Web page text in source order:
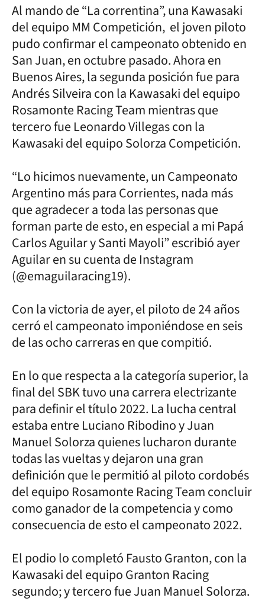
Al mando de “La correntina”, una Kawasaki
del equipo MM Competición, el joven piloto
pudo confirmar el campeonato obtenido en
San Juan, en octubre pasado. Ahora en
Buenos Aires, la segunda posición fue para
Andrés Silveira con la Kawasaki del equipo
Rosamonte Racing Team mientras que
tercero fue Leonardo Villegas con la
Kawasaki del equipo Solorza Competición.
“Lo hicimos nuevamente, un Campeonato
Argentino más para Corrientes, nada más
que agradecer a toda las personas que
forman parte de esto, en especial a mi Papá
Carlos Aguilar y Santi Mayoli” escribió ayer
Aguilar en su cuenta de Instagram
(@emaguilaracing19).
Con la victoria de ayer, el piloto de 24 años
cerró el campeonato imponiéndose en seis
de las ocho carreras en que compitió.
En lo que respecta a la categoría superior, la
final del SBK tuvo una carrera electrizante
para definir el título 2022. La lucha central
estaba entre Luciano Ribodino y Juan
Manuel Solorza quienes lucharon durante
todas las vueltas y dejaron una gran
definición que le permitió al piloto cordobés
del equipo Rosamonte Racing Team concluir
como ganador de la competencia y como
consecuencia de esto el campeonato 2022.
El podio lo completó Fausto Granton, con la
Kawasaki del equipo Granton Racing
segundo; y tercero fue Juan Manuel Solorza.